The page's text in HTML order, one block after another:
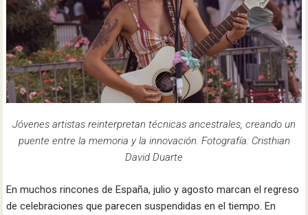
Jóvenes artistas reinterpretan técnicas ancestrales, creando un
puente entre la memoria y la innovación. Fotografía: Cristhian
David Duarte
En muchos rincones de España, julio y agosto marcan el regreso
de celebraciones que parecen suspendidas en el tiempo. En